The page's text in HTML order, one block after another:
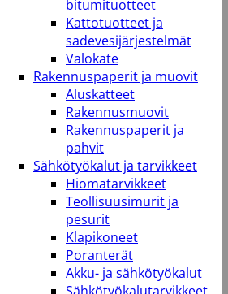
bitumituotteet
Kattotuotteet ja
sadevesijärjestelmät
Valokate
Rakennuspaperit ja muovit
Aluskatteet
Rakennusmuovit
Rakennuspaperit ja
pahvit
Sähkötyökalut ja tarvikkeet
Hiomatarvikkeet
Teollisuusimurit ja
pesurit
Klapikoneet
Poranterät
Akku- ja sähkötyökalut